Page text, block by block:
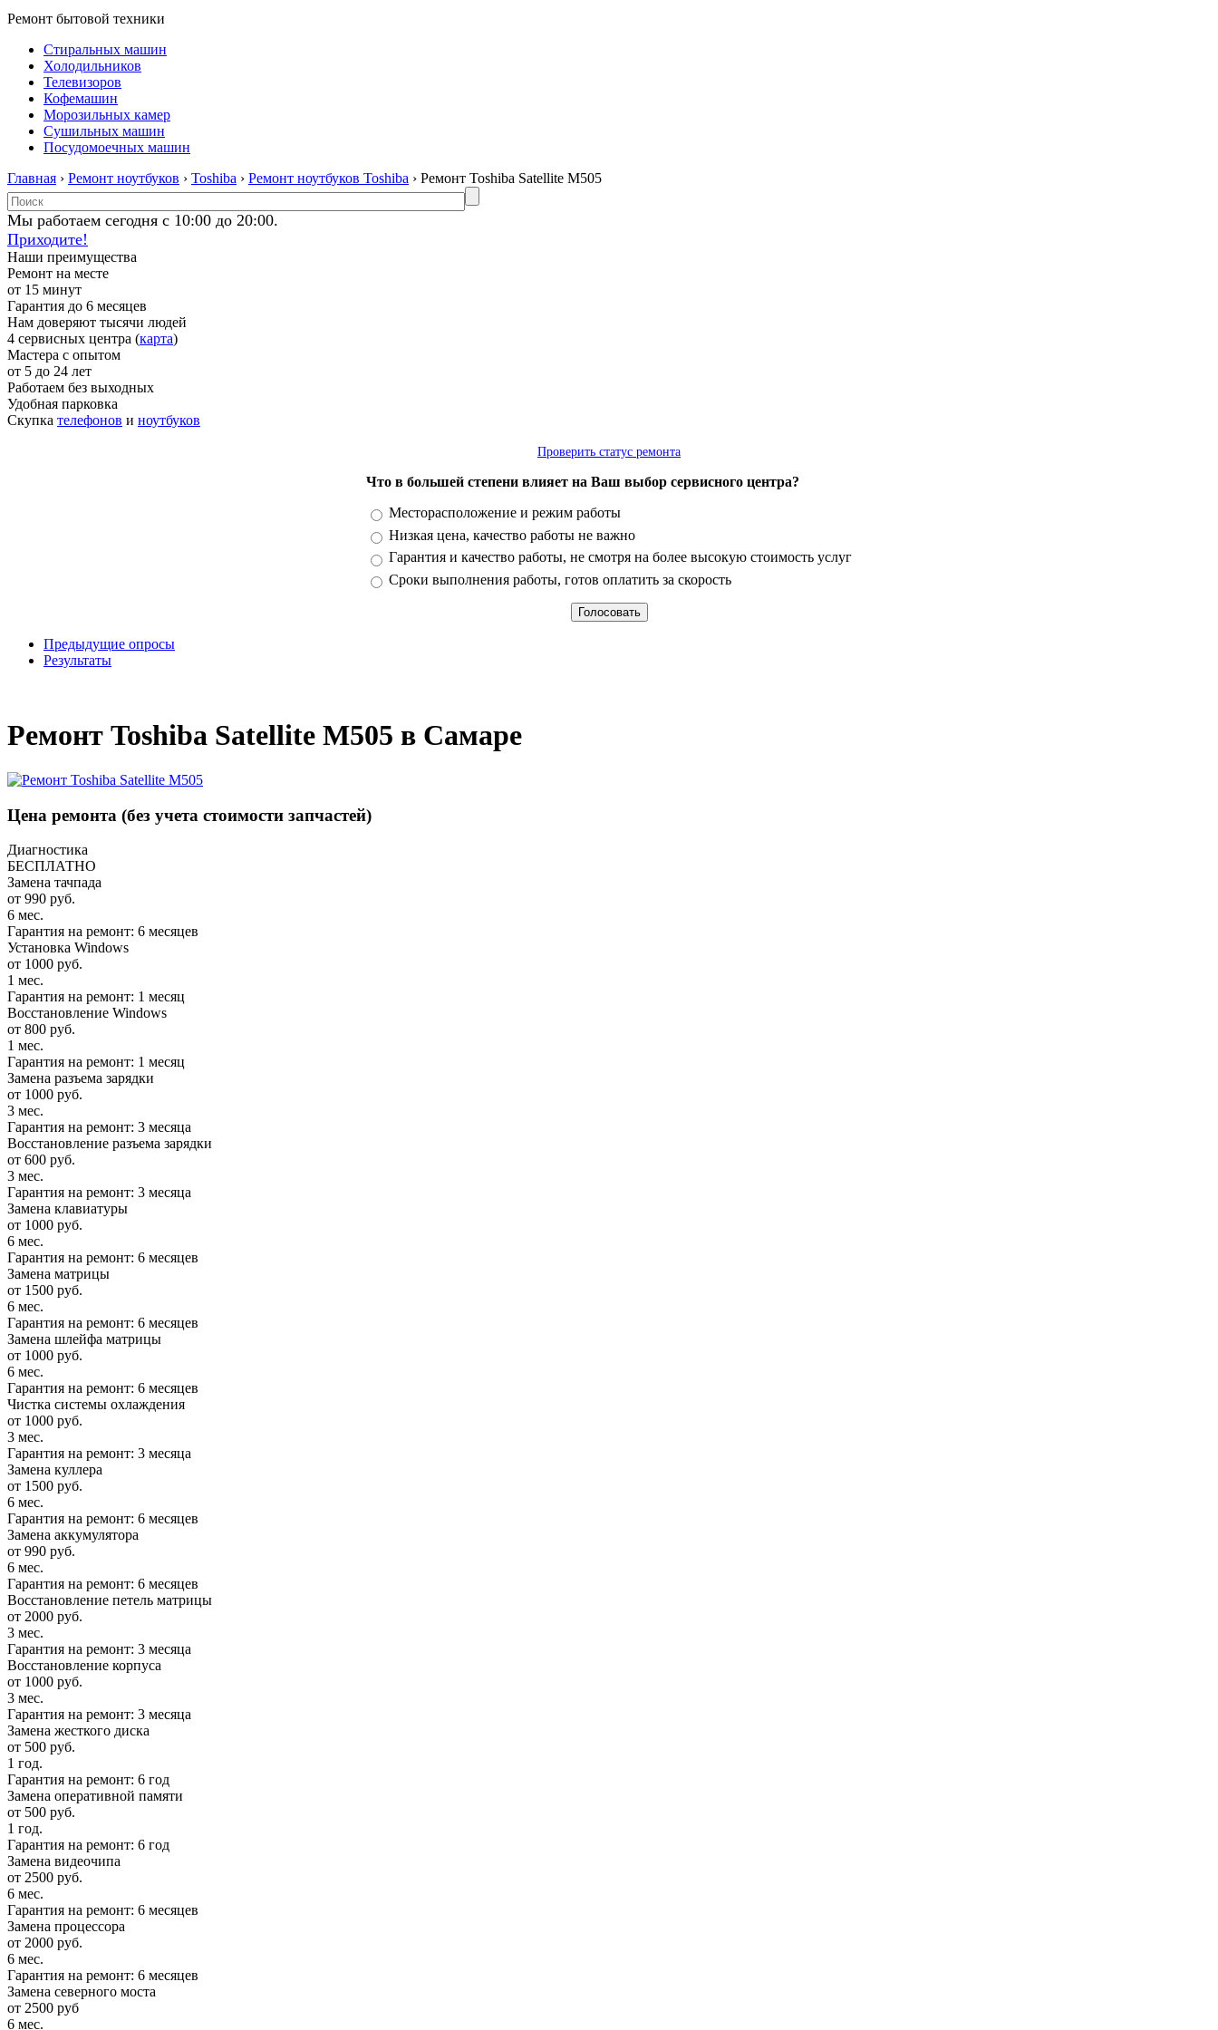
Ремонт бытовой техники
Стиральных машин
Холодильников
Телевизоров
Кофемашин
Морозильных камер
Сушильных машин
Посудомоечных машин
Главная › Ремонт ноутбуков › Toshiba › Ремонт ноутбуков Toshiba › Ремонт Toshiba Satellite M505
Мы работаем сегодня с 10:00 до 20:00.
Приходите!
Наши преимущества
Ремонт на месте
от 15 минут
Гарантия до 6 месяцев
Нам доверяют тысячи людей
4 сервисных центра (карта)
Мастера с опытом
от 5 до 24 лет
Работаем без выходных
Удобная парковка
Скупка телефонов и ноутбуков
Проверить статус ремонта
Что в большей степени влияет на Ваш выбор сервисного центра?
Варианты
Месторасположение и режим работы
Низкая цена, качество работы не важно
Гарантия и качество работы, не смотря на более высокую стоимость услуг
Сроки выполнения работы, готов оплатить за скорость
Предыдущие опросы
Результаты
Ремонт Toshiba Satellite M505 в Самаре
Цена ремонта (без учета стоимости запчастей)
Диагностика
БЕСПЛАТНО
Замена тачпада
от 990 руб.
6 мес.
Гарантия на ремонт: 6 месяцев
Установка Windows
от 1000 руб.
1 мес.
Гарантия на ремонт: 1 месяц
Восстановление Windows
от 800 руб.
1 мес.
Гарантия на ремонт: 1 месяц
Замена разъема зарядки
от 1000 руб.
3 мес.
Гарантия на ремонт: 3 месяца
Восстановление разъема зарядки
от 600 руб.
3 мес.
Гарантия на ремонт: 3 месяца
Замена клавиатуры
от 1000 руб.
6 мес.
Гарантия на ремонт: 6 месяцев
Замена матрицы
от 1500 руб.
6 мес.
Гарантия на ремонт: 6 месяцев
Замена шлейфа матрицы
от 1000 руб.
6 мес.
Гарантия на ремонт: 6 месяцев
Чистка системы охлаждения
от 1000 руб.
3 мес.
Гарантия на ремонт: 3 месяца
Замена куллера
от 1500 руб.
6 мес.
Гарантия на ремонт: 6 месяцев
Замена аккумулятора
от 990 руб.
6 мес.
Гарантия на ремонт: 6 месяцев
Восстановление петель матрицы
от 2000 руб.
3 мес.
Гарантия на ремонт: 3 месяца
Восстановление корпуса
от 1000 руб.
3 мес.
Гарантия на ремонт: 3 месяца
Замена жесткого диска
от 500 руб.
1 год.
Гарантия на ремонт: 6 год
Замена оперативной памяти
от 500 руб.
1 год.
Гарантия на ремонт: 6 год
Замена видеочипа
от 2500 руб.
6 мес.
Гарантия на ремонт: 6 месяцев
Замена процессора
от 2000 руб.
6 мес.
Гарантия на ремонт: 6 месяцев
Замена северного моста
от 2500 руб
6 мес.